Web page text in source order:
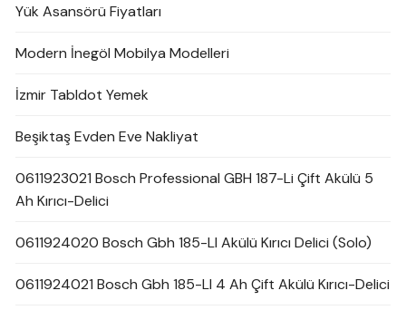
Yük Asansörü Fiyatları
Modern İnegöl Mobilya Modelleri
İzmir Tabldot Yemek
Beşiktaş Evden Eve Nakliyat
0611923021 Bosch Professional GBH 187-Li Çift Akülü 5
Ah Kırıcı-Delici
0611924020 Bosch Gbh 185-LI Akülü Kırıcı Delici (Solo)
0611924021 Bosch Gbh 185-LI 4 Ah Çift Akülü Kırıcı-Delici